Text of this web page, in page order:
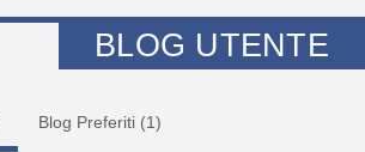
BLOG UTENTE
Blog Preferiti (1)